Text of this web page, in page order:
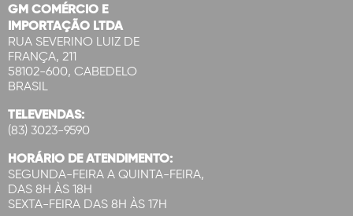
GM COMÉRCIO E
IMPORTAÇÃO LTDA
RUA SEVERINO LUIZ DE
FRANÇA, 211
58102-600, CABEDELO
BRASIL
TELEVENDAS:
(83) 3023-9590
HORÁRIO DE ATENDIMENTO:
SEGUNDA-FEIRA A QUINTA-FEIRA,
DAS 8H ÀS 18H
SEXTA-FEIRA DAS 8H ÀS 17H